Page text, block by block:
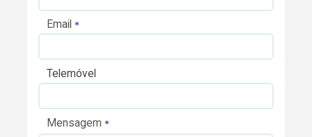
Email
Telemóvel
Mensagem